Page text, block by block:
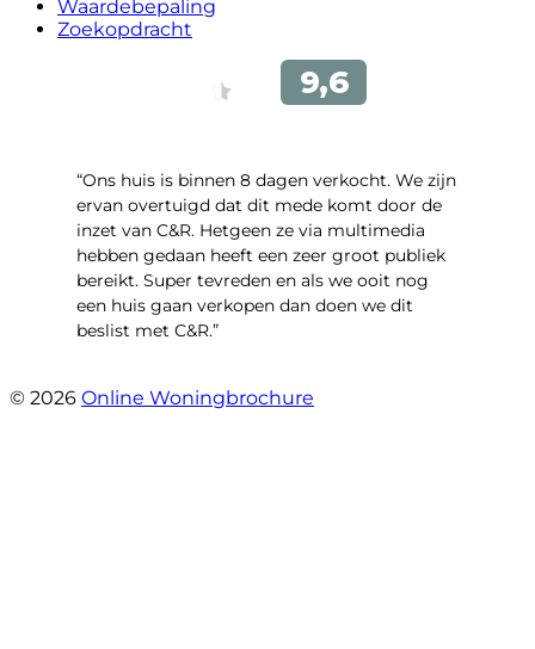
Waardebepaling
Zoekopdracht
“Ons huis is binnen 8 dagen verkocht. We zijn
ervan overtuigd dat dit mede komt door de
inzet van C&R. Hetgeen ze via multimedia
hebben gedaan heeft een zeer groot publiek
bereikt. Super tevreden en als we ooit nog
een huis gaan verkopen dan doen we dit
beslist met C&R.”
© 2026 Online Woningbrochure